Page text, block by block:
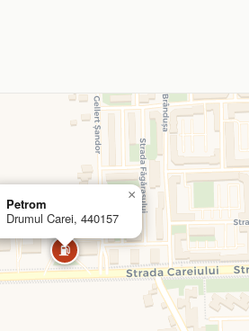
⛽
Petrom
Drumul Carei, 440157
×